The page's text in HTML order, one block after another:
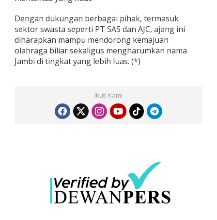
Dengan dukungan berbagai pihak, termasuk
sektor swasta seperti PT SAS dan AJC, ajang ini
diharapkan mampu mendorong kemajuan
olahraga biliar sekaligus mengharumkan nama
Jambi di tingkat yang lebih luas. (*)
Ikuti Kami